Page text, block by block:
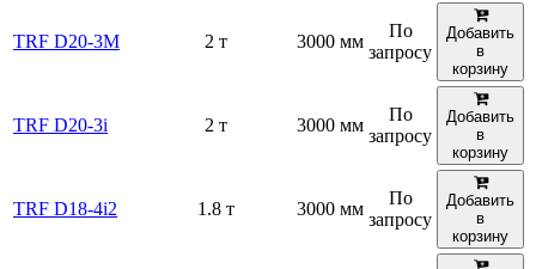
TRF D20-3M 2 т 3000 мм
По
запросу
Добавить
в
корзину
TRF D20-3i 2 т 3000 мм
По
запросу
Добавить
в
корзину
TRF D18-4i2 1.8 т 3000 мм
По
запросу
Добавить
в
корзину